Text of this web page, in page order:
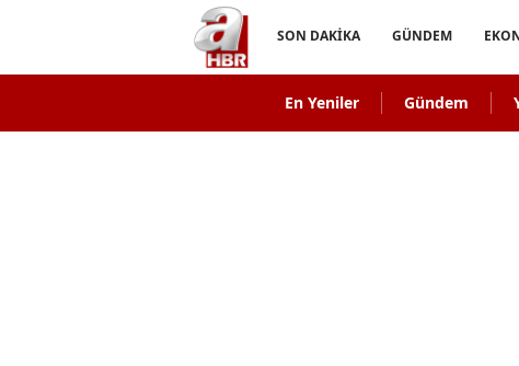
SON DAKİKA GÜNDEM
En Yeniler Gündem